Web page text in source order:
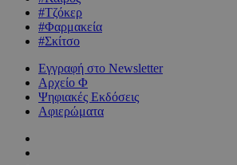
#Τζόκερ
#Φαρμακεία
#Σκίτσο
Εγγραφή στο Newsletter
Αρχείο Φ
Ψηφιακές Εκδόσεις
Αφιερώματα